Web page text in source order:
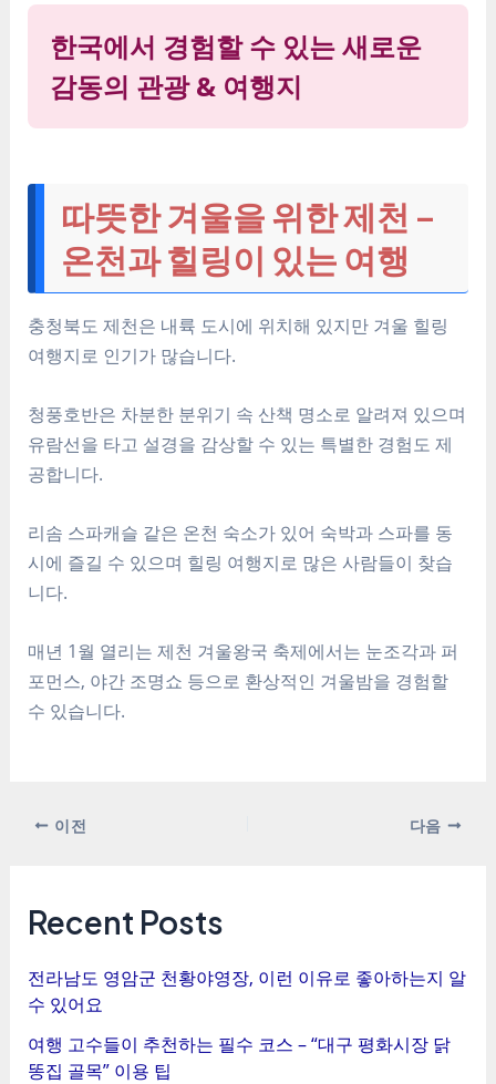
한국에서 경험할 수 있는 새로운
감동의 관광 & 여행지
따뜻한 겨울을 위한 제천 –
온천과 힐링이 있는 여행
충청북도 제천은 내륙 도시에 위치해 있지만 겨울 힐링
여행지로 인기가 많습니다.
청풍호반은 차분한 분위기 속 산책 명소로 알려져 있으며
유람선을 타고 설경을 감상할 수 있는 특별한 경험도 제
공합니다.
리솜 스파캐슬 같은 온천 숙소가 있어 숙박과 스파를 동
시에 즐길 수 있으며 힐링 여행지로 많은 사람들이 찾습
니다.
매년 1월 열리는 제천 겨울왕국 축제에서는 눈조각과 퍼
포먼스, 야간 조명쇼 등으로 환상적인 겨울밤을 경험할
수 있습니다.
이전 다음
Recent Posts
전라남도 영암군 천황야영장, 이런 이유로 좋아하는지 알
수 있어요
여행 고수들이 추천하는 필수 코스 – “대구 평화시장 닭
똥집 골목” 이용 팁